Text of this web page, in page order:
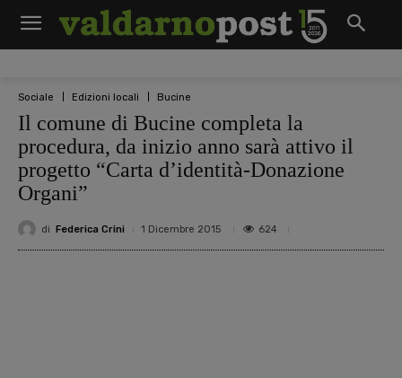
Sociale Edizioni locali Bucine
Il comune di Bucine completa la
procedura, da inizio anno sarà attivo il
progetto “Carta d’identità-Donazione
Organi”
di Federica Crini 1 Dicembre 2015 624